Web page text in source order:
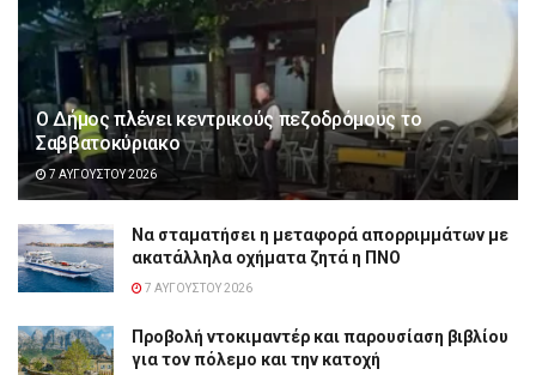
Ο Δήμος πλένει κεντρικούς πεζοδρόμους το
Σαββατοκύριακο
7 ΑΥΓΟΎΣΤΟΥ 2026
Να σταματήσει η μεταφορά απορριμμάτων με
ακατάλληλα οχήματα ζητά η ΠΝΟ
7 ΑΥΓΟΎΣΤΟΥ 2026
Προβολή ντοκιμαντέρ και παρουσίαση βιβλίου
για τον πόλεμο και την κατοχή